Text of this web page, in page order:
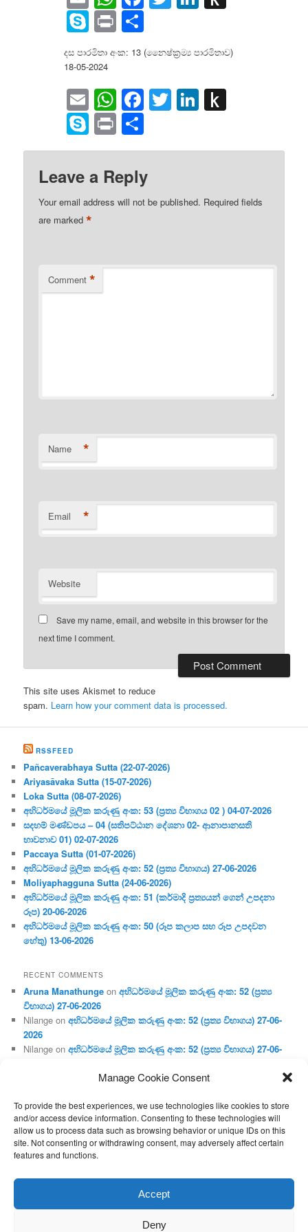
Manage Cookie Consent
To provide the best experiences, we use technologies like cookies to store
and/or access device information. Consenting to these technologies will
allow us to process data such as browsing behavior or unique IDs on this
site. Not consenting or withdrawing consent, may adversely affect certain
features and functions.
Accept
Deny
Kindle
Skype
Print
දස පාරමිතා අංක: 13 (නෛෂ්ක්‍ර‍ම්‍ය පාරමිතාව)
18-05-2024
EmailWhatsApp
Facebook
TwitterLinkedIn
Kindle
Skype
Print
Leave a Reply
Your email address will not be published. Required fields
are marked*
Comment *
Name *
Email *
Website
Save my name, email, and website in this browser for the
next time I comment.
This site uses Akismet to reduce
spam. Learn how your comment data is processed.
RSSFEED
Pañcaverabhaya Sutta (22-07-2026)
Ariyasāvaka Sutta (15-07-2026)
Loka Sutta (08-07-2026)
අභිධර්මයේ මූලික කරුණු අංක: 53 (ප්‍ර‍ත්‍ය විභාගය 02 ) 04-07-2026
සදහම් මණ්ඩපය – 04 (සතිපට්ඨාන දේශනා 02- ආනාපානසති
භාවනාව 01) 02-07-2026
Paccaya Sutta (01-07-2026)
අභිධර්මයේ මූලික කරුණු අංක: 52 (ප්‍ර‍ත්‍ය විභාගය) 27-06-2026
Moliyaphagguna Sutta (24-06-2026)
අභිධර්මයේ මූලික කරුණු අංක: 51 (කර්මාදි ප්‍ර‍ත්‍යයන් ගෙන් උපදනා
රූප) 20-06-2026
අභිධර්මයේ මූලික කරුණු අංක: 50 (රූප කලාප සහ රූප උපදවන
හේතු) 13-06-2026
RECENT COMMENTS
Aruna Manathunge onඅභිධර්මයේ මූලික කරුණු අංක: 52 (ප්‍ර‍ත්‍ය
විභාගය) 27-06-2026
Nilange onඅභිධර්මයේ මූලික කරුණු අංක: 52 (ප්‍ර‍ත්‍ය විභාගය) 27-06-
2026
Nilange onඅභිධර්මයේ මූලික කරුණු අංක: 52 (ප්‍ර‍ත්‍ය විභාගය) 27-06-
Aruna Manathungeonඅභිධර්මයේ මූලික කරුණු අංක: 46 (හෘදය,
Gunaratneonඅභිධර්මයේ මූලික කරුණු අංක: 46 (හෘදය, ජීවිත,
ආහාර රූප) 02-05-2026
Proudly powered by WordPress